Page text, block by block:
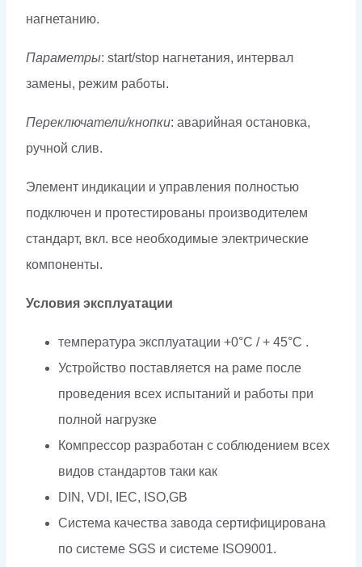
нагнетанию.
Параметры: start/stop нагнетания, интервал
замены, режим работы.
Переключатели/кнопки: аварийная остановка,
ручной слив.
Элемент индикации и управления полностью
подключен и протестированы производителем
стандарт, вкл. все необходимые электрические
компоненты.
Условия эксплуатации
температура эксплуатации +0°C / + 45°C .
Устройство поставляется на раме после
проведения всех испытаний и работы при
полной нагрузке
Компрессор разработан с соблюдением всех
видов стандартов таки как
DIN, VDI, IEC, ISO,GB
Система качества завода сертифицирована
по системе SGS и системе ISO9001.